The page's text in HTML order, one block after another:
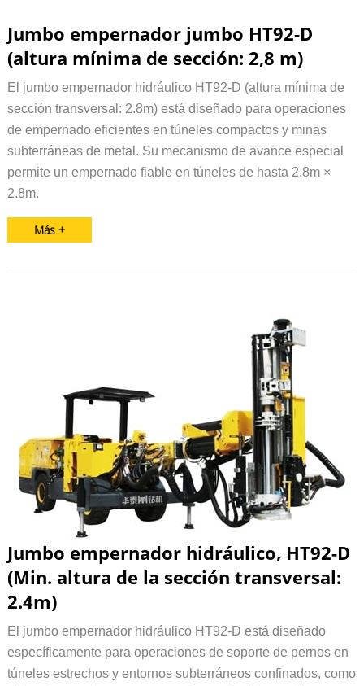
Jumbo empernador jumbo HT92-D
(altura mínima de sección: 2,8 m)
El jumbo empernador hidráulico HT92-D (altura mínima de
sección transversal: 2.8m) está diseñado para operaciones
de empernado eficientes en túneles compactos y minas
subterráneas de metal. Su mecanismo de avance especial
permite un empernado fiable en túneles de hasta 2.8m ×
2.8m.
Más +
Jumbo empernador hidráulico, HT92-D
(Min. altura de la sección transversal:
2.4m)
El jumbo empernador hidráulico HT92-D está diseñado
específicamente para operaciones de soporte de pernos en
túneles estrechos y entornos subterráneos confinados, como